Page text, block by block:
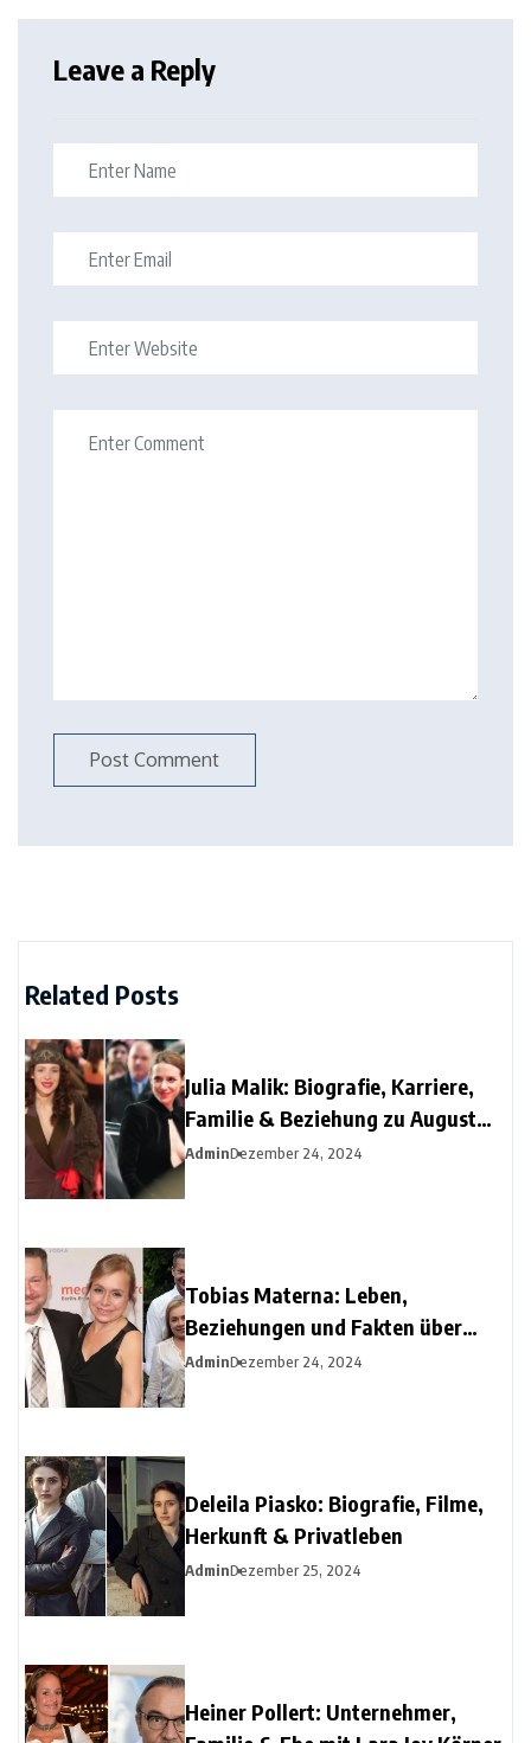
Leave a Reply
Related Posts
Julia Malik: Biografie, Karriere,
Familie & Beziehung zu August
Diehl
AdminDezember 24, 2024
Tobias Materna: Leben,
Beziehungen und Fakten über
Christine Urspruchs Ex-Ehemann
AdminDezember 24, 2024
Deleila Piasko: Biografie, Filme,
Herkunft & Privatleben
AdminDezember 25, 2024
Heiner Pollert: Unternehmer,